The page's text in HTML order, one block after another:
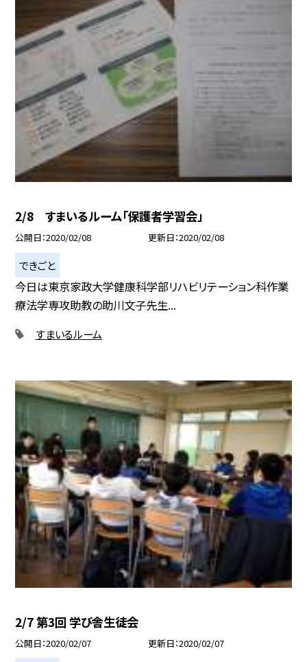
2/8 すまいるルーム「保護者学習会」
公開日 2020/02/08 更新日 2020/02/08
できごと
今日は東京家政大学健康科学部リハビリテーション科作業
療法学専攻助教の助川文子先生...
すまいるルーム
2/7 第3回 学び舎生徒会
公開日 2020/02/07 更新日 2020/02/07